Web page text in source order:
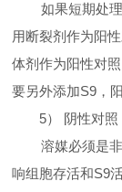
如果短期处
用断裂剂作为阳
体剂作为阳性对
要另外添加S9 ，
5）
阴性对照
溶媒必须是
响组胞存活和S9